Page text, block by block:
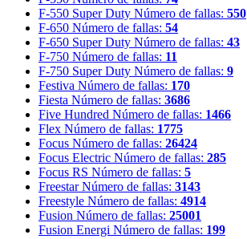
F-550 Super Duty Número de fallas: 550
F-650 Número de fallas: 54
F-650 Super Duty Número de fallas: 43
F-750 Número de fallas: 11
F-750 Super Duty Número de fallas: 9
Festiva Número de fallas: 170
Fiesta Número de fallas: 3686
Five Hundred Número de fallas: 1466
Flex Número de fallas: 1775
Focus Número de fallas: 26424
Focus Electric Número de fallas: 285
Focus RS Número de fallas: 5
Freestar Número de fallas: 3143
Freestyle Número de fallas: 4914
Fusion Número de fallas: 25001
Fusion Energi Número de fallas: 199